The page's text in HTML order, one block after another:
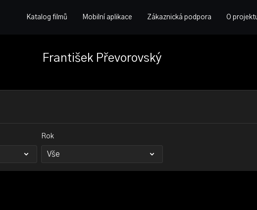
Katalog filmů Mobilní aplikace Zákaznická podpora O
František Převorovský
Rok